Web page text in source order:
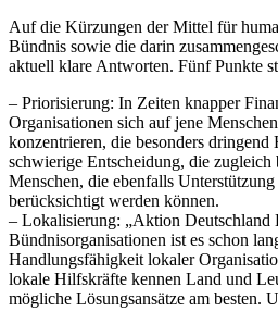
Auf die Kürzungen der Mittel für
Bündnis sowie die darin
aktuell klare Antworten. Fünf Punkte
– Priorisierung: In Zeiten knapper
Organisationen sich auf jene
konzentrieren, die besonders
schwierige Entscheidung, die zugleich
Menschen, die ebenfalls
berücksichtigt werden können.
– Lokalisierung: „Aktion Deutschland
Bündnisorganisationen ist es schon
Handlungsfähigkeit lokaler
lokale Hilfskräfte kennen Land und
mögliche Lösungsansätze am besten.